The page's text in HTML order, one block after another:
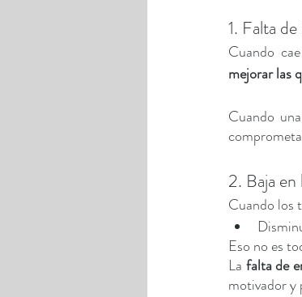
1. Falta
Cuando
mejorar las
Cuando
2. Baja
Cuando los
Eso no es
La falta de
motivador y